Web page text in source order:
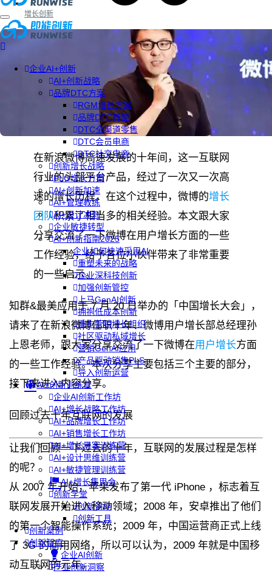
企业AI+创新
AI+创新战略
品牌DTC方案
RGM增长方案
品牌DTC转型
DTC全渠道零售
DTC会员电商
DTC社交电商
创新增长战略
PLG增长方案
AI+创新加速
AI+管理教练
AI+设计冲刺
企业敏捷转型
AI+创新指南2025
企业如何快速采用AI
重塑未来的战略
企业深科技创新
加强创新管控
上马GenAI创新
拥抱低成本创新
重构营销增长组织
社区驱动私域增长
营销GenAI应用
产品驱动销售PLS
导入创新运营
AI+创新训练营
企业AI创新工作坊
AI+增长战略工作坊
AI+品牌增长工作坊
AI+销售增长工作坊
AI+增长黑客训练营
AI+设计思维训练营
AI+敏捷管理训练营
AI+增长集思会
创新学堂
创新讲座
创新工具
创新案例
创新智库
企业AI创新
产业创新洞察
增长创新
在新浪微博高速发展的十年间，这一互联网
行业的头部平台产品，经过了一次又一次高
速的增长历程，在这个过程中，微博的增长
团队积累了相当多的相关经验。本文跟大家
分享交流了一下微博在用户增长方面的一些
工作经验，给予各位小伙伴带来了非常重要
的一些启示。
知群&最美应用于 7 月 20 日举办的「中国增长大会」，
请来了在新浪微博任职十年、微博用户增长部总经理孙
上恩老师，跟大家分享交流了一下微博在用户增长方面
的一些工作经验。本次分享主要包括三个主要的部分，
接下来进入内容分享。
回顾过去十年互联网的发展
让我们回顾一下过去的十年，互联网的发展过程是怎样
的呢？
从 2007 年开始，苹果发布了第一代 iPhone ，标志着互
联网发展开始进入移动领域；2008 年，安卓推出了他们
的第一个智能操作系统；2009 年，中国运营商正式上线
了 3G 的商用网络，所以可以认为，2009 年就是中国移
动互联网的元年。